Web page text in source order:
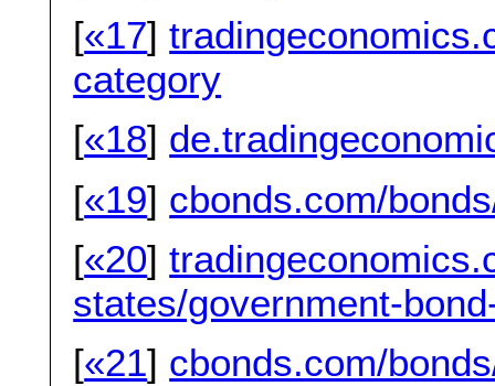
[«17]
category
[«18]
[«19] cbonds.com/
[«20]
states/government-
[«21] cbonds.com/